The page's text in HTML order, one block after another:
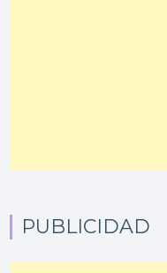
PUBLICIDAD